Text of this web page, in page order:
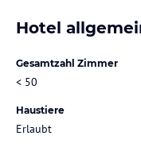
Hotel
Gesamtzahl Zimmer
< 50
Haustiere
Erlaubt